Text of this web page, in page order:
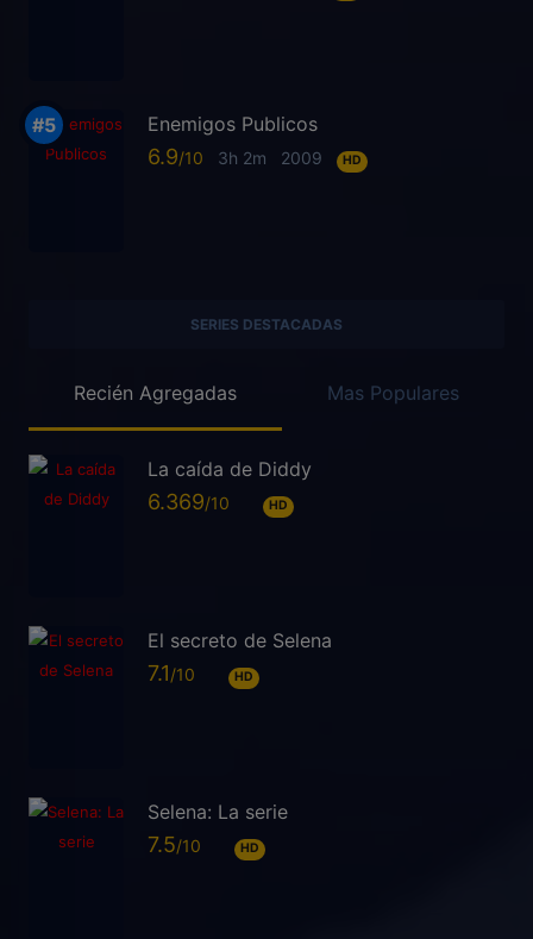
Enemigos Publicos
6.9 3h 2m 2009 HD
SERIES DESTACADAS
Recién Agregadas Mas Populares
La caída de Diddy
6.369 HD
El secreto de Selena
7.1 HD
Selena: La serie
7.5 HD